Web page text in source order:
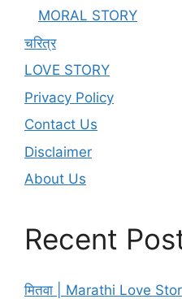
MORAL STORY
चरित्र
LOVE STORY
Privacy Policy
Contact Us
Disclaimer
About Us
Recent
मितवा | Marathi Love